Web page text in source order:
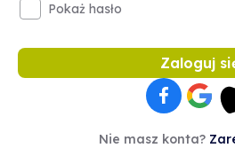
Pokaż hasło
Zaloguj
Nie masz konta?